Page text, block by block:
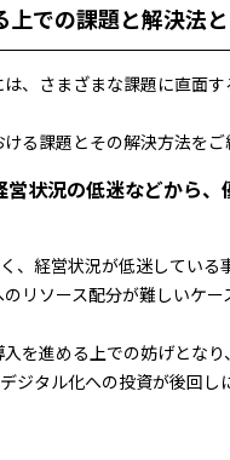
上での課題と解決法
、さまざまな課題に直面
る課題とその解決方法をご
営状況の低迷などから、
、経営状況が低迷している
リソース配分が難しいケー
を進める上での妨げとなり
ジタル化への投資が後回し